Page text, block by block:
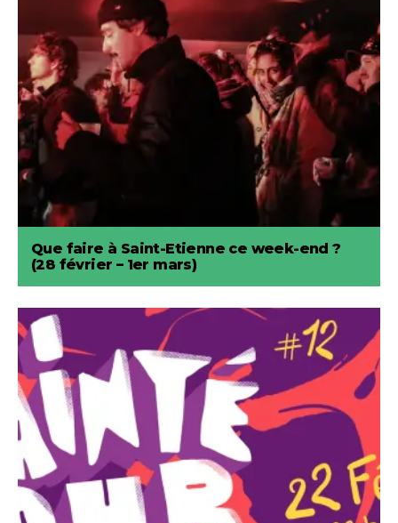
Que faire à Saint-Etienne ce week-end ?
(28 février – 1er mars)